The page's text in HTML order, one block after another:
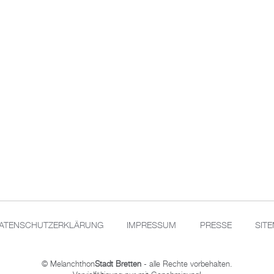
IMPRESSUM PRESSE
© MelanchthonStadt Bretten - alle Rechte vorbehalten.